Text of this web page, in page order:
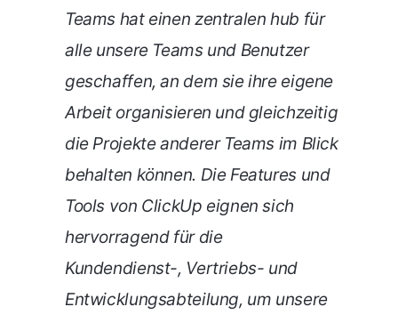
Teams hat einen zentralen hub für
alle unsere Teams und Benutzer
geschaffen, an dem sie ihre eigene
Arbeit organisieren und gleichzeitig
die Projekte anderer Teams im Blick
behalten können. Die Features und
Tools von ClickUp eignen sich
hervorragend für die
Kundendienst-, Vertriebs- und
Entwicklungsabteilung, um unsere